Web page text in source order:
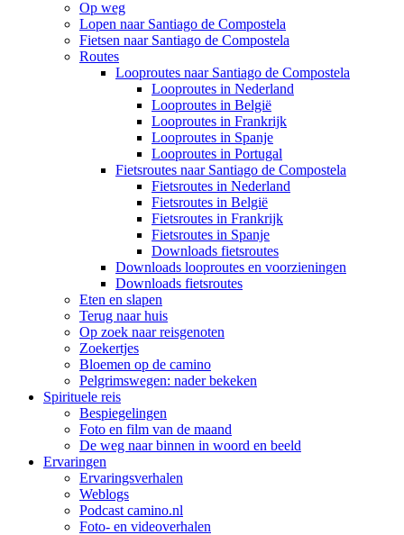
Op weg
Lopen naar Santiago de Compostela
Fietsen naar Santiago de Compostela
Routes
Looproutes naar Santiago de Compostela
Looproutes in Nederland
Looproutes in België
Looproutes in Frankrijk
Looproutes in Spanje
Looproutes in Portugal
Fietsroutes naar Santiago de Compostela
Fietsroutes in Nederland
Fietsroutes in België
Fietsroutes in Frankrijk
Fietsroutes in Spanje
Downloads fietsroutes
Downloads looproutes en voorzieningen
Downloads fietsroutes
Eten en slapen
Terug naar huis
Op zoek naar reisgenoten
Zoekertjes
Bloemen op de camino
Pelgrimswegen: nader bekeken
Spirituele reis
Bespiegelingen
Foto en film van de maand
De weg naar binnen in woord en beeld
Ervaringen
Ervaringsverhalen
Weblogs
Podcast camino.nl
Foto- en videoverhalen